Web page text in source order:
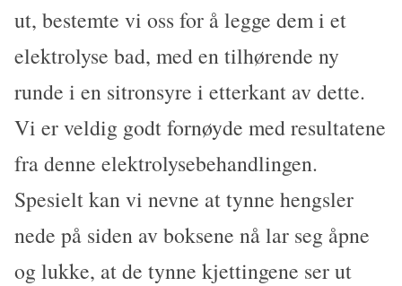
ut, bestemte vi oss for å legge dem i et
elektrolyse bad, med en tilhørende ny
runde i en sitronsyre i etterkant av dette.
Vi er veldig godt fornøyde med resultatene
fra denne elektrolysebehandlingen.
Spesielt kan vi nevne at tynne hengsler
nede på siden av boksene nå lar seg åpne
og lukke, at de tynne kjettingene ser ut